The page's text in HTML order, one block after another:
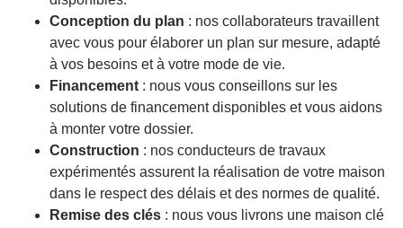
Conception du plan : nos collaborateurs travaillent
avec vous pour élaborer un plan sur mesure, adapté
à vos besoins et à votre mode de vie.
Financement : nous vous conseillons sur les
solutions de financement disponibles et vous aidons
à monter votre dossier.
Construction : nos conducteurs de travaux
expérimentés assurent la réalisation de votre maison
dans le respect des délais et des normes de qualité.
Remise des clés : nous vous livrons une maison clé